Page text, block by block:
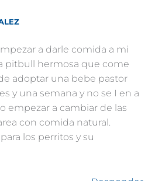
a darle comida a mi
pitbull hermosa que come
adoptar una bebe pastor
y una semana y no se I en a
empezar a cambiar de las
con comida natural.
los perritos y su